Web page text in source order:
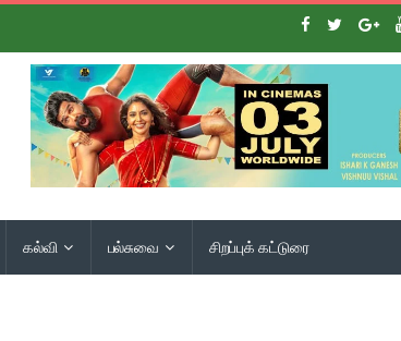
கல்வி பல்சுவை சிறப்புக் கட்டுரை